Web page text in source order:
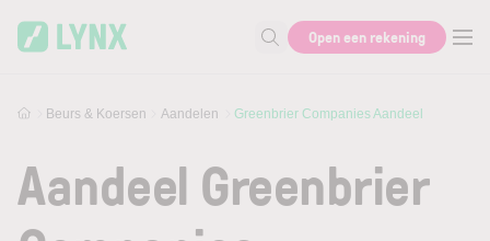
Zoek naar informatie
Open een rekening
Beurs & Koersen Aandelen Greenbrier Companies Aandeel
Aandeel Greenbrier